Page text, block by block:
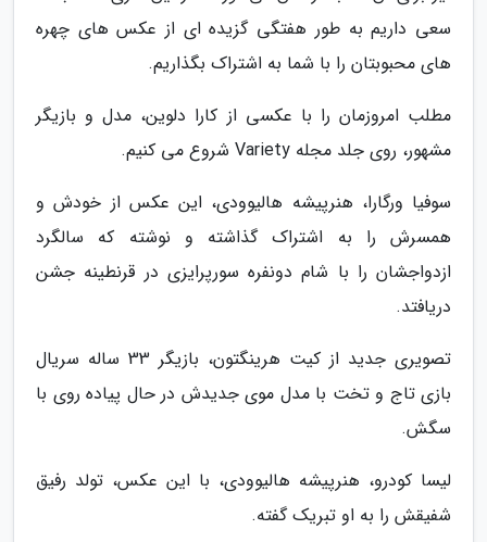
سعی داریم به طور هفتگی گزیده ای از عکس های چهره
های محبوبتان را با شما به اشتراک بگذاریم.
مطلب امروزمان را با عکسی از کارا دلوین، مدل و بازیگر
مشهور، روی جلد مجله Variety شروع می کنیم.
سوفیا ورگارا، هنرپیشه هالیوودی، این عکس از خودش و
همسرش را به اشتراک گذاشته و نوشته که سالگرد
ازدواجشان را با شام دونفره سورپرایزی در قرنطینه جشن
دریافتد.
تصویری جدید از کیت هرینگتون، بازیگر 33 ساله سریال
بازی تاج و تخت با مدل موی جدیدش در حال پیاده روی با
سگش.
لیسا کودرو، هنرپیشه هالیوودی، با این عکس، تولد رفیق
شفیقش را به او تبریک گفته.